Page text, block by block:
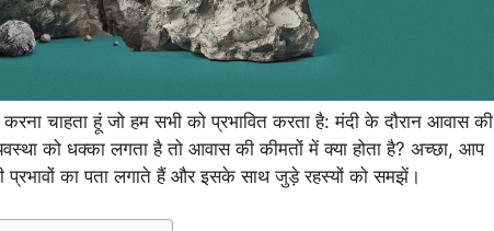
चाहता हूं जो हम सभी को प्रभावित करता है: मंदी के दौरान आवास की
को धक्का लगता है तो आवास की कीमतों में क्या होता है? अच्छा, आप
प्रभावों का पता लगाते हैं और इसके साथ जुड़े रहस्यों को समझें।